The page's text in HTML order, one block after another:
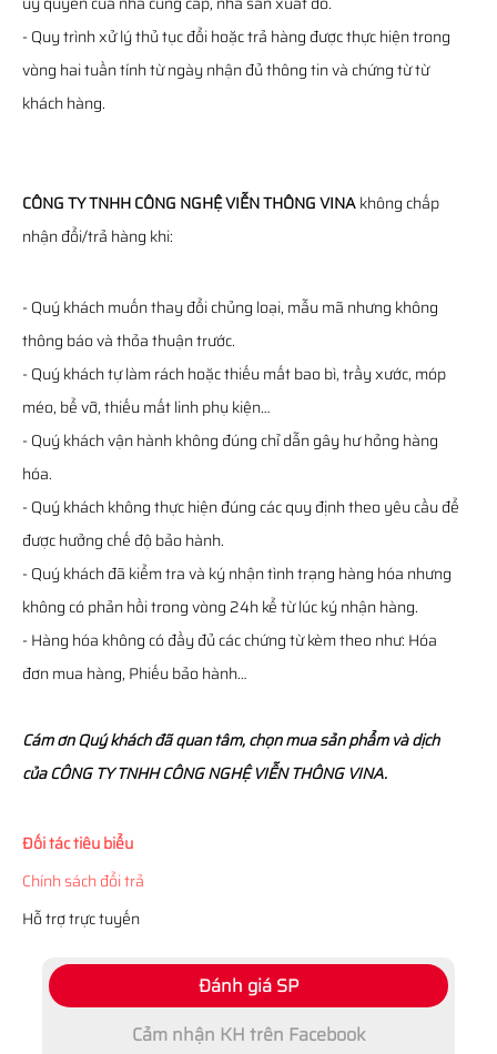
- Quy trình xử lý thủ tục đổi hoặc trả hàng được thực hiện trong
vòng hai tuần tính từ ngày nhận đủ thông tin và chứng từ từ
khách hàng.
CÔNG TY TNHH CÔNG NGHỆ VIỄN THÔNG VINAkhông chấp
nhận đổi/trả hàng khi:
- Quý khách muốn thay đổi chủng loại, mẫu mã nhưng không
thông báo và thỏa thuận trước.
- Quý khách tự làm rách hoặc thiếu mất bao bì, trầy xước, móp
méo, bể vỡ, thiếu mất linh phụ kiện…
- Quý khách vận hành không đúng chỉ dẫn gây hư hỏng hàng
hóa.
- Quý khách không thực hiện đúng các quy định theo yêu cầu để
được hưởng chế độ bảo hành.
- Quý khách đã kiểm tra và ký nhận tình trạng hàng hóa nhưng
không có phản hồi trong vòng 24h kể từ lúc ký nhận hàng.
- Hàng hóa không có đầy đủ các chứng từ kèm theo như: Hóa
đơn mua hàng, Phiếu bảo hành…
Cám ơn Quý khách đã quan tâm, chọn mua sản phẩm và dịch
của CÔNG TY TNHH CÔNG NGHỆ VIỄN THÔNG VINA.
Đối tác tiêu biểu
Chính sách đổi trả
Hỗ trợ trực tuyến
Đánh giá SP
Cảm nhận KH trên Facebook